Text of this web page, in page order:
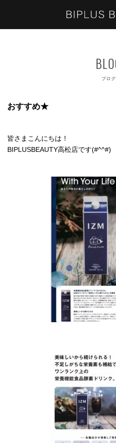
ブログ
おすすめ★
皆さまこんにちは！
BIPLUSBEAUTY高松店です(#^^#)